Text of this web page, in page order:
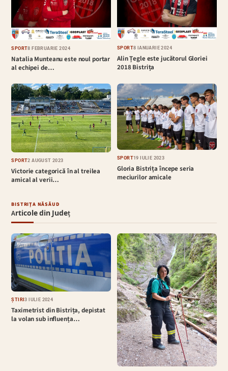
SPORT8 FEBRUARIE 2024
Natalia Munteanu este noul portar
al echipei de…
SPORT8 IANUARIE 2024
Alin Țegle este jucătorul Gloriei
2018 Bistrița
SPORT2 AUGUST 2023
Victorie categorică în al treilea
amical al verii…
SPORT19 IULIE 2023
Gloria Bistrița începe seria
meciurilor amicale
BISTRIȚA NĂSĂUD
Articole din Județ
ȘTIRI3 IULIE 2024
Taximetrist din Bistrița, depistat
la volan sub influența…